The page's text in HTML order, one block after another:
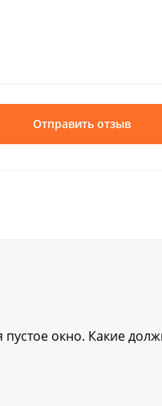
Отправить отзыв
окно. Какие